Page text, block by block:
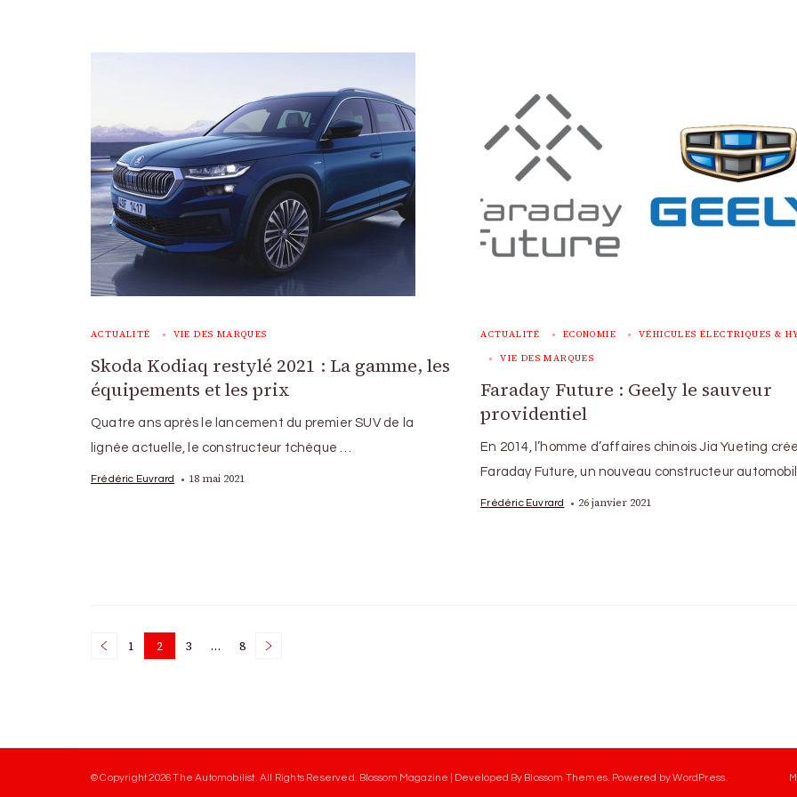
ACTUALITÉ VIE DES MARQUES
Skoda Kodiaq restylé 2021 : La gamme, les
équipements et les prix
Quatre ans après le lancement du premier SUV de la
lignée actuelle, le constructeur tchèque …
Frédéric Euvrard 18 mai 2021
ACTUALITÉ ECONOMIE VÉHICULES ÉLECTRIQUES &
VIE DES MARQUES
Faraday Future : Geely le sauveur
providentiel
En 2014, l’homme d’affaires chinois Jia Yueting crée
Faraday Future, un nouveau constructeur
Frédéric Euvrard 26 janvier 2021
Posts
Page
1 Page
2 Page
3 … Page
8
© Copyright 2026The Automobilist. All Rights Reserved. Blossom Magazine | Developed By Blossom Themes Powered byWordPress